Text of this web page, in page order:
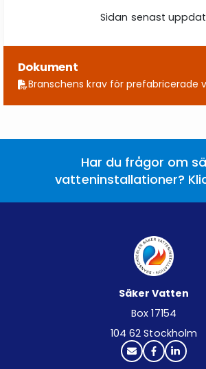
Sidan senast
Dokument
Branschens krav för prefabricerade
Har du frågor om
vatteninstallationer?
Säker Vatten
Box 17154
104 62 Stockholm